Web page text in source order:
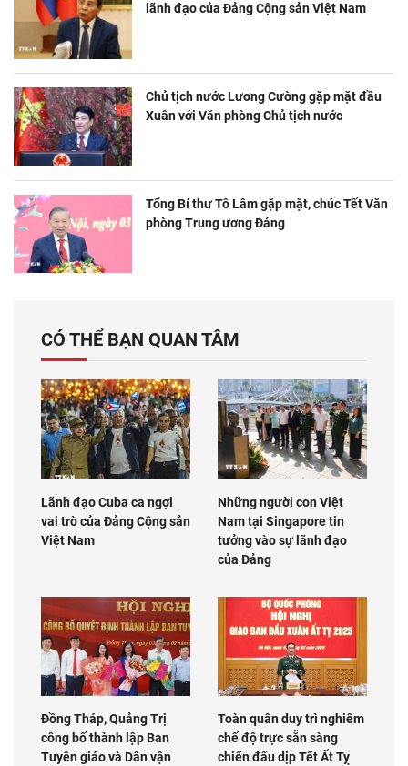
lãnh đạo của Đảng Cộng sản Việt Nam
Chủ tịch nước Lương Cường gặp mặt đầu
Xuân với Văn phòng Chủ tịch nước
Tổng Bí thư Tô Lâm gặp mặt, chúc Tết Văn
phòng Trung ương Đảng
CÓ THỂ BẠN QUAN TÂM
Lãnh đạo Cuba ca ngợi
vai trò của Đảng Cộng sản
Việt Nam
Những người con Việt
Nam tại Singapore tin
tưởng vào sự lãnh đạo
của Đảng
Đồng Tháp, Quảng Trị
công bố thành lập Ban
Tuyên giáo và Dân vận
Toàn quân duy trì nghiêm
chế độ trực sẵn sàng
chiến đấu dịp Tết Ất Tỵ